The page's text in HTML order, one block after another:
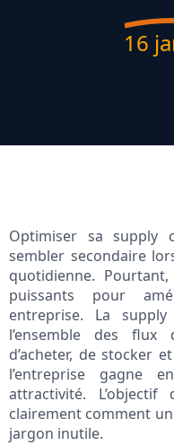
16
Optimiser sa supply
sembler secondaire
quotidienne.
puissants pour
entreprise. La
l’ensemble des
d’acheter, de stocker
l’entreprise gagne
attractivité.
clairement comment
jargon inutile.